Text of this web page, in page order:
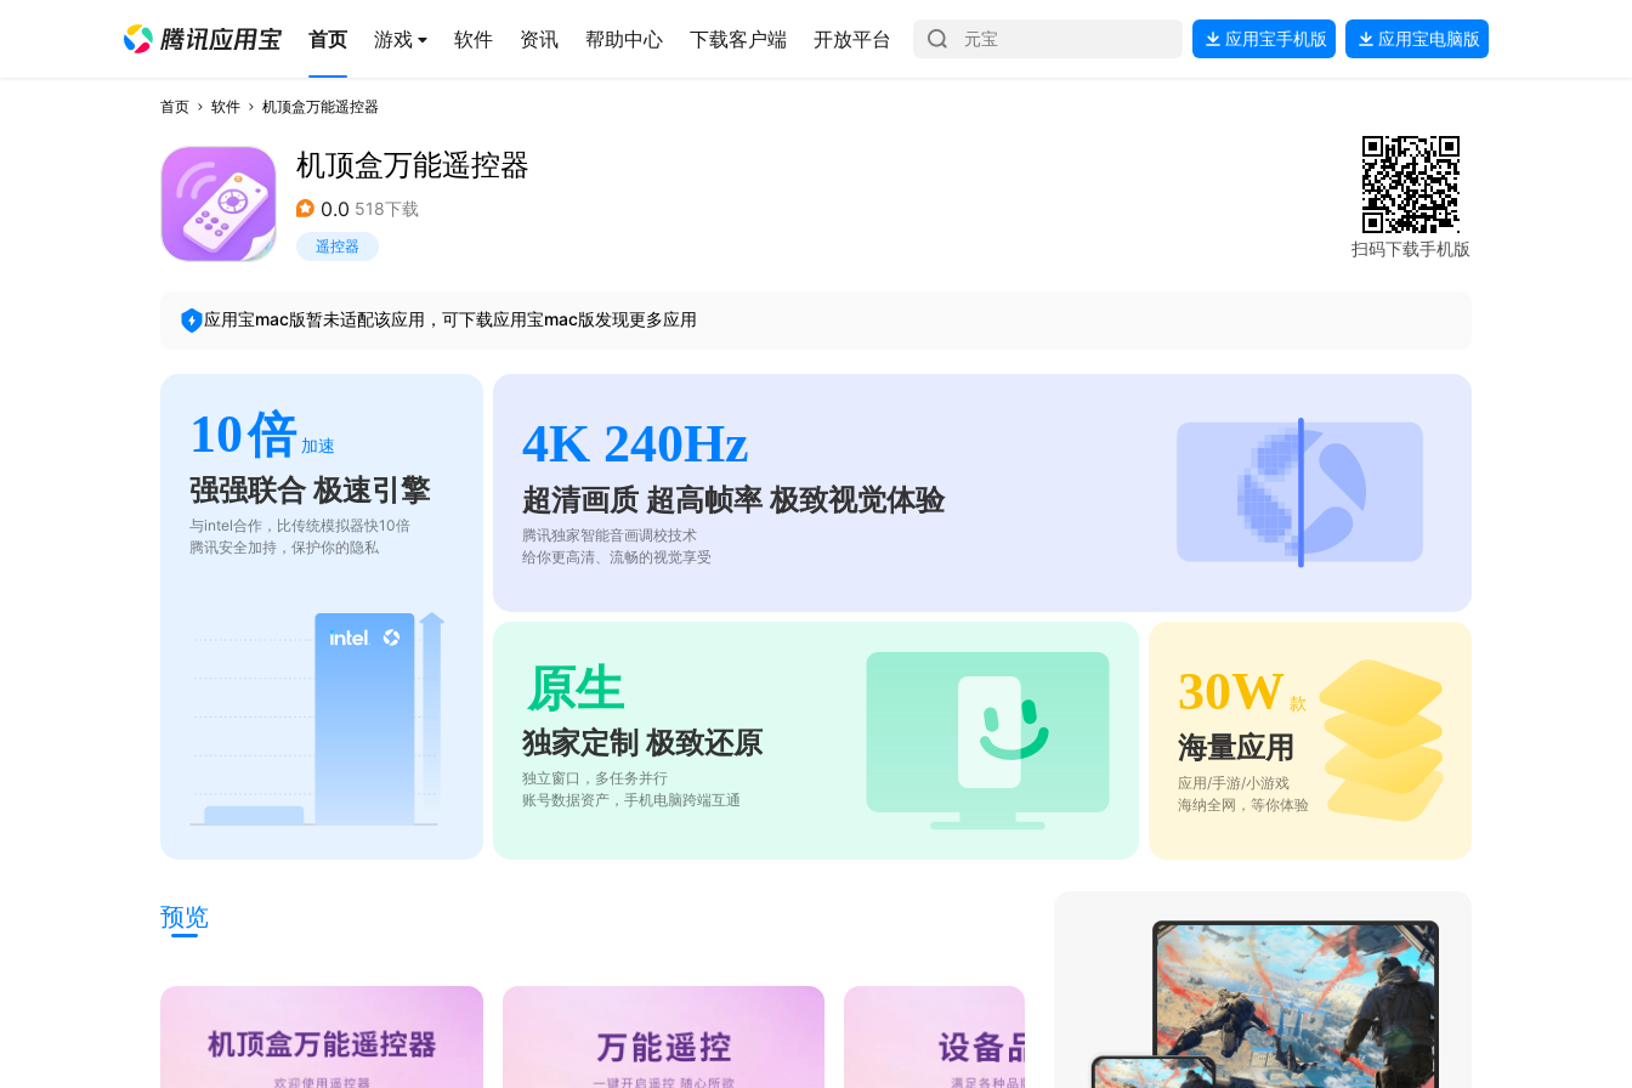
首页 游戏 软件 资讯 帮助中心 下载客户端 开放平台 应用宝手机版 应用宝电脑版
首页 软件 机顶盒万能遥控器
机顶盒万能遥控器
0.0 518下载
遥控器 扫码下载手机版
应用宝mac版暂未适配该应用，可下载应用宝mac版发现更多应用
10倍 加速
强强联合 极速引擎
与intel合作，比传统模拟器快10倍
腾讯安全加持，保护你的隐私
4K 240Hz
超清画质 超高帧率 极致视觉体验
腾讯独家智能音画调校技术
给你更高清、流畅的视觉享受
原生
独家定制 极致还原
独立窗口，多任务并行
账号数据资产，手机电脑跨端互通
30W 款
海量应用
应用/手游/小游戏
海纳全网，等你体验
预览